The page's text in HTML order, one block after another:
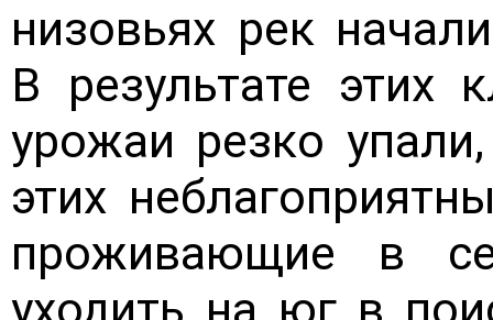
низовьях рек
В результате этих
урожаи резко
этих
проживающие в